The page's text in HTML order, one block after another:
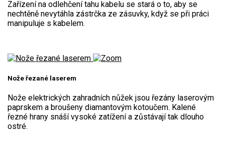
Benzínové nůžky na živý plot
Elektrické nůžky na živý plot
Štěpkovače a drtiče
Elektrické skútry
Zařízení na odlehčení tahu kabelu se stará o to, aby se
nechtěně nevytáhla zástrčka ze zásuvky, když se při práci
manipuluje s kabelem.
Nože řezané laserem
Nože elektrických zahradních nůžek jsou řezány laserovým
paprskem a broušeny diamantovým kotoučem. Kalené
řezné hrany snáší vysoké zatížení a zůstávají tak dlouho
ostré.